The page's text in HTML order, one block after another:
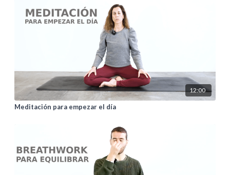
12:00
Meditación para empezar el día